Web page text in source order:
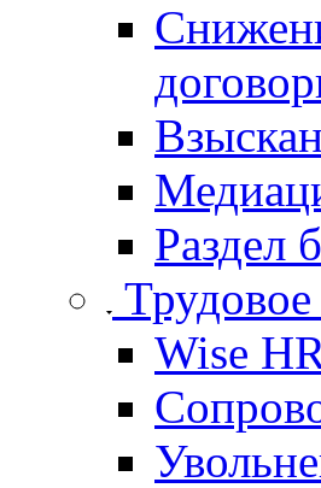
Раздел
Wise